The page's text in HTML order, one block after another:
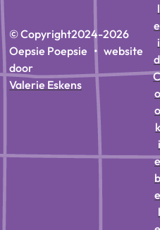
© Copyright2024-2026
Oepsie Poepsie • website
door
Valerie Eskens
l
e
i
d
C
o
o
k
i
e
b
e
l